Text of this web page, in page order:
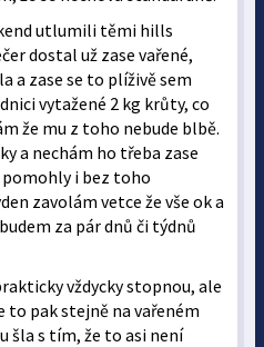
utlumili těmi hills
dostal už zase vařené,
a zase se to plíživě sem
vytažené 2 kg krůty, co
že mu z toho nebude blbě.
a nechám ho třeba zase
pomohly i bez toho
zavolám vetce že vše ok a
za pár dnů či týdnů
vždycky stopnou, ale
to pak stejně na vařeném
šla s tím, že to asi není